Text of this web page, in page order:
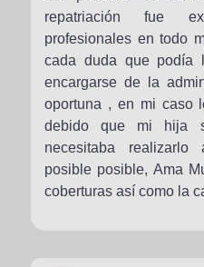
repatriación fue
profesionales en todo
cada duda que podía
encargarse de la
oportuna , en mi caso
debido que mi hija
necesitaba
posible posible, Ama
coberturas así como la